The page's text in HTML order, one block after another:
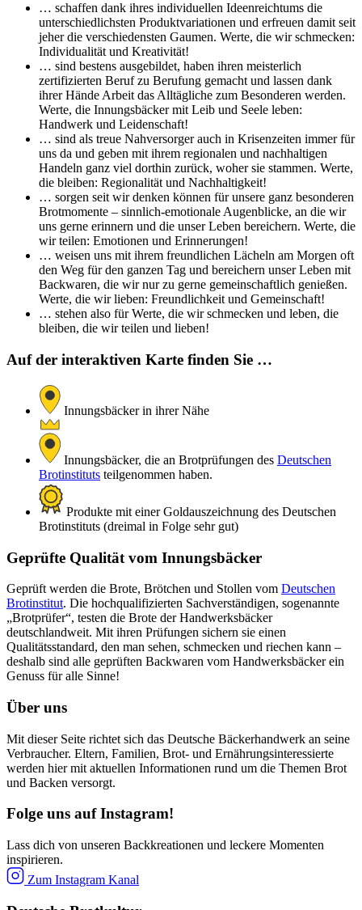
… schaffen dank ihres individuellen Ideenreichtums die
unterschiedlichsten Produktvariationen und erfreuen damit seit
jeher die verschiedensten Gaumen. Werte, die wir schmecken:
Individualität und Kreativität!
… sind bestens ausgebildet, haben ihren meisterlich
zertifizierten Beruf zu Berufung gemacht und lassen dank
ihrer Hände Arbeit das Alltägliche zum Besonderen werden.
Werte, die Innungsbäcker mit Leib und Seele leben:
Handwerk und Leidenschaft!
… sind als treue Nahversorger auch in Krisenzeiten immer für
uns da und geben mit ihrem regionalen und nachhaltigen
Handeln ganz viel dorthin zurück, woher sie stammen. Werte,
die bleiben: Regionalität und Nachhaltigkeit!
… sorgen seit wir denken können für unsere ganz besonderen
Brotmomente – sinnlich-emotionale Augenblicke, an die wir
uns gerne erinnern und die unser Leben bereichern. Werte, die
wir teilen: Emotionen und Erinnerungen!
… weisen uns mit ihrem freundlichen Lächeln am Morgen oft
den Weg für den ganzen Tag und bereichern unser Leben mit
Backwaren, die wir nur zu gerne gemeinschaftlich genießen.
Werte, die wir lieben: Freundlichkeit und Gemeinschaft!
… stehen also für Werte, die wir schmecken und leben, die
bleiben, die wir teilen und lieben!
Auf der interaktiven Karte finden Sie …
Innungsbäcker in ihrer Nähe
Innungsbäcker, die an Brotprüfungen des Deutschen
Brotinstituts teilgenommen haben.
Produkte mit einer Goldauszeichnung des Deutschen
Brotinstituts (dreimal in Folge sehr gut)
Geprüfte Qualität vom Innungsbäcker
Geprüft werden die Brote, Brötchen und Stollen vom Deutschen
Brotinstitut. Die hochqualifizierten Sachverständigen, sogenannte
„Brotprüfer“, testen die Brote der Handwerksbäcker
deutschlandweit. Mit ihren Prüfungen sichern sie einen
Qualitätsstandard, den man sehen, schmecken und riechen kann –
deshalb sind alle geprüften Backwaren vom Handwerksbäcker ein
Genuss für alle Sinne!
Über uns
Mit dieser Seite richtet sich das Deutsche Bäckerhandwerk an seine
Verbraucher. Eltern, Familien, Brot- und Ernährungsinteressierte
werden hier mit aktuellen Informationen rund um die Themen Brot
und Backen versorgt.
Folge uns auf Instagram!
Lass dich von unseren Backkreationen und leckere Momenten
inspirieren.
Zum Instagram Kanal